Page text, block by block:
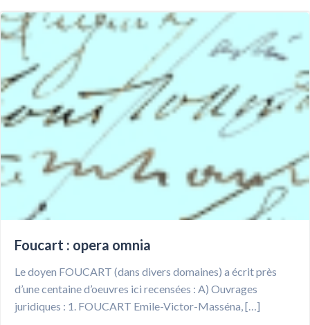
Foucart : opera omnia
Le doyen FOUCART (dans divers domaines) a écrit près
d’une centaine d’oeuvres ici recensées : A) Ouvrages
juridiques : 1. FOUCART Emile-Victor-Masséna, […]